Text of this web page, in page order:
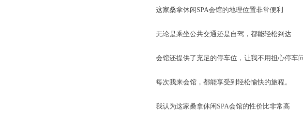
这家桑拿休闲SPA会馆的地理位置非常便利
无论是乘坐公共交通还是自驾，都能轻松到达
会馆还提供了充足的停车位，让我不用担心停车
每次我来会馆，都能享受到轻松愉快的旅程。
我认为这家桑拿休闲SPA会馆的性价比非常高